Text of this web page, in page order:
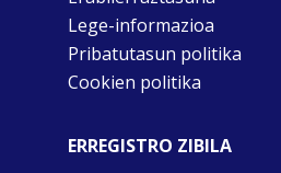
Lege-informazioa
Pribatutasun politika
Cookien politika
ERREGISTRO ZIBILA